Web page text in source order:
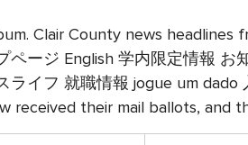
Clair County news
ページ English 学内限定情報
ライフ 就職情報 jogue um
received their mail ballots, and